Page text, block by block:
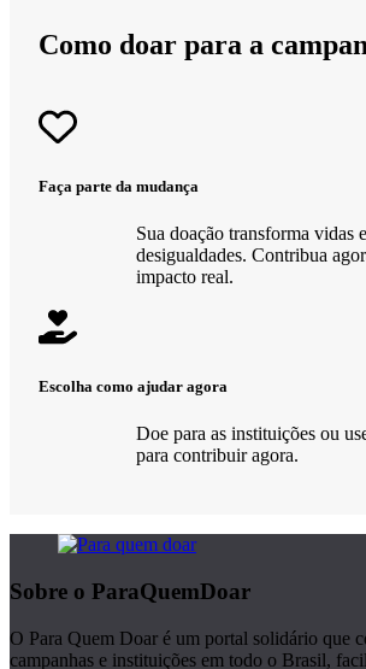
Como doar para a
Faça parte da mudança​
Sua doação transforma vidas
desigualdades. Contribua
impacto real.
Escolha como ajudar agora
Doe para as instituições ou
para contribuir agora.
Sobre o ParaQuemDoar
O Para Quem Doar é um portal solidário que
campanhas e instituições em todo o Brasil,